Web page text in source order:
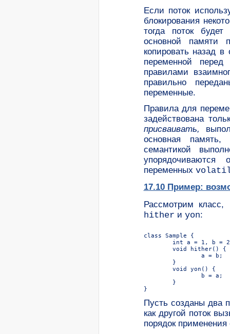
Если поток
блокирования
тогда поток
основной памяти
копировать назад
переменной
правилами
правильно
переменные.
Правила для
задействована
присваивать,
основная память,
семантикой
упорядочиваются
переменных
17.10 Пример:
Рассмотрим
hither и yon:
Пусть созданы два
как другой поток
порядок применения